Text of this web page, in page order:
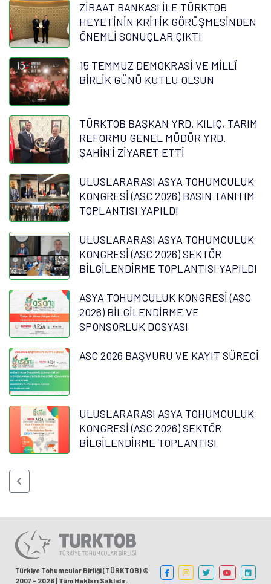
ZİRAAT BANKASI İLE TÜRKTOB
HEYETİNİN KRİTİK GÖRÜŞMESİNDEN
ÖNEMLİ SONUÇLAR ÇIKTI
15 TEMMUZ DEMOKRASİ VE MİLLÎ
BİRLİK GÜNÜ KUTLU OLSUN
TÜRKTOB BAŞKAN YRD. KILIÇ, TARIM
REFORMU GENEL MÜDÜR YRD.
ŞAHİN'İ ZİYARET ETTİ
ULUSLARARASI ASYA TOHUMCULUK
KONGRESİ (ASC 2026) BASIN TANITIM
TOPLANTISI YAPILDI
ULUSLARARASI ASYA TOHUMCULUK
KONGRESİ (ASC 2026) SEKTÖR
BİLGİLENDİRME TOPLANTISI YAPILDI
ASYA TOHUMCULUK KONGRESİ (ASC
2026) BİLGİLENDİRME VE
SPONSORLUK DOSYASI
ASC 2026 BAŞVURU VE KAYIT SÜRECİ
ULUSLARARASI ASYA TOHUMCULUK
KONGRESİ (ASC 2026) SEKTÖR
BİLGİLENDİRME TOPLANTISI
Türkiye Tohumcular Birliği (TÜRKTOB) ©
2007 - 2026 | Tüm Hakları Saklıdır.